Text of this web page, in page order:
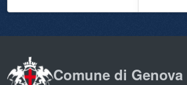
Comune di Genova